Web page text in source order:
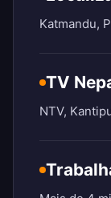
Katmandu,
TV
NTV,